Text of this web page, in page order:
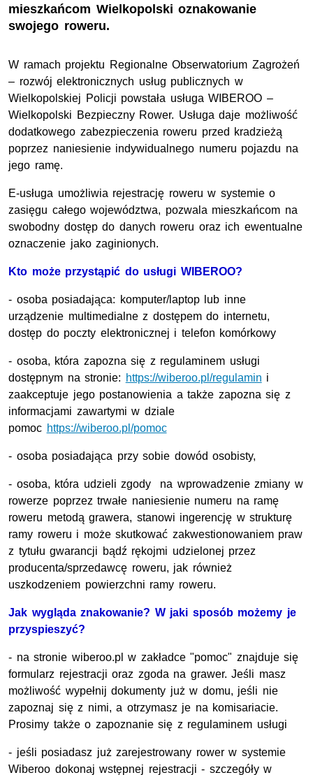
mieszkańcom Wielkopolski oznakowanie
swojego roweru.
W ramach projektu Regionalne Obserwatorium Zagrożeń
– rozwój elektronicznych usług publicznych w
Wielkopolskiej Policji powstała usługa WIBEROO –
Wielkopolski Bezpieczny Rower. Usługa daje możliwość
dodatkowego zabezpieczenia roweru przed kradzieżą
poprzez naniesienie indywidualnego numeru pojazdu na
jego ramę.
E-usługa umożliwia rejestrację roweru w systemie o
zasięgu całego województwa, pozwala mieszkańcom na
swobodny dostęp do danych roweru oraz ich ewentualne
oznaczenie jako zaginionych.
Kto może przystąpić do usługi WIBEROO?
- osoba posiadająca: komputer/laptop lub inne
urządzenie multimedialne z dostępem do internetu,
dostęp do poczty elektronicznej i telefon komórkowy
- osoba, która zapozna się z regulaminem usługi
dostępnym na stronie: https://wiberoo.pl/regulamin i
zaakceptuje jego postanowienia a także zapozna się z
informacjami zawartymi w dziale
pomoc https://wiberoo.pl/pomoc
- osoba posiadająca przy sobie dowód osobisty,
- osoba, która udzieli zgody na wprowadzenie zmiany w
rowerze poprzez trwałe naniesienie numeru na ramę
roweru metodą grawera, stanowi ingerencję w strukturę
ramy roweru i może skutkować zakwestionowaniem praw
z tytułu gwarancji bądź rękojmi udzielonej przez
producenta/sprzedawcę roweru, jak również
uszkodzeniem powierzchni ramy roweru.
Jak wygląda znakowanie? W jaki sposób możemy je
przyspieszyć?
- na stronie wiberoo.pl w zakładce "pomoc" znajduje się
formularz rejestracji oraz zgoda na grawer. Jeśli masz
możliwość wypełnij dokumenty już w domu, jeśli nie
zapoznaj się z nimi, a otrzymasz je na komisariacie.
Prosimy także o zapoznanie się z regulaminem usługi
- jeśli posiadasz już zarejestrowany rower w systemie
Wiberoo dokonaj wstępnej rejestracji - szczegóły w